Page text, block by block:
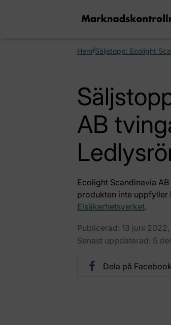
Hem/Säljstopp: Ecolight
AB
Ecolight Scandinavia
produkten inte uppfyller
Elsäkerhetsverket.
Publicerad: 13 juni
Senast uppdaterad: 5
Dela på Facebook